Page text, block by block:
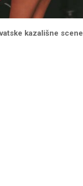
kazališne scene